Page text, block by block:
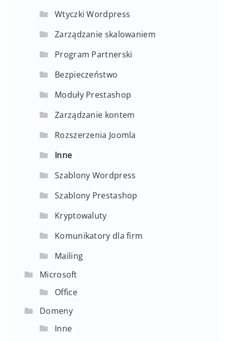
Wtyczki Wordpress
Zarządzanie skalowaniem
Program Partnerski
Bezpieczeństwo
Moduły Prestashop
Zarządzanie kontem
Rozszerzenia Joomla
Inne
Szablony Wordpress
Szablony Prestashop
Kryptowaluty
Komunikatory dla firm
Mailing
Microsoft
Office
Domeny
Inne